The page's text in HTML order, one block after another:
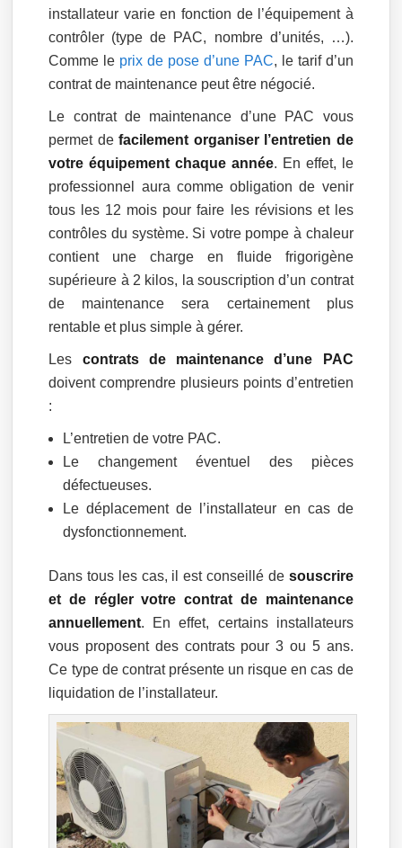
installateur varie en fonction de l’équipement à
contrôler (type de PAC, nombre d’unités, …).
Comme le prix de pose d’une PAC, le tarif d’un
contrat de maintenance peut être négocié.
Le contrat de maintenance d’une PAC vous
permet defacilement organiser l’entretien de
votre équipement chaque année. En effet, le
professionnel aura comme obligation de venir
tous les 12 mois pour faire les révisions et les
contrôles du système. Si votre pompe à chaleur
contient une charge en fluide frigorigène
supérieure à 2 kilos, la souscription d’un contrat
de maintenance sera certainement plus
rentable et plus simple à gérer.
Les contrats de maintenance d’une PAC
doivent comprendre plusieurs points d’entretien
:
L’entretien de votre PAC.
Le changement éventuel des pièces
défectueuses.
Le déplacement de l’installateur en cas de
dysfonctionnement.
Dans tous les cas, il est conseillé de souscrire
et de régler votre contrat de maintenance
annuellement. En effet, certains installateurs
vous proposent des contrats pour 3 ou 5 ans.
Ce type de contrat présente un risque en cas de
liquidation de l’installateur.